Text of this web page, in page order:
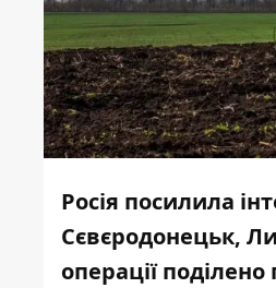
Росія посилила
Сєвєродонецьк,
операції